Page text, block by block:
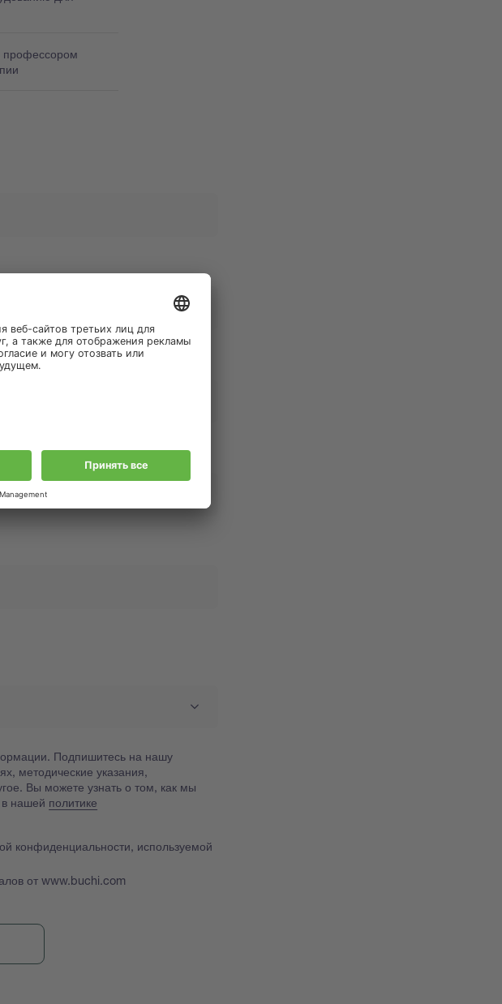
профессором
Подпишитесь на нашу
методические указания,
Вы можете узнать о том, как мы
нашей политике
конфиденциальности, используемой
от www.buchi.com